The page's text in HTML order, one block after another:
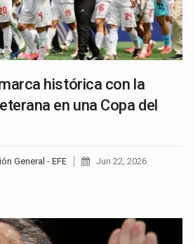
histórica con la
en una Copa del
General - EFE Jun 22, 2026